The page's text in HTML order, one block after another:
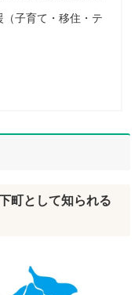
（子育て・移住・テ
町として知られる